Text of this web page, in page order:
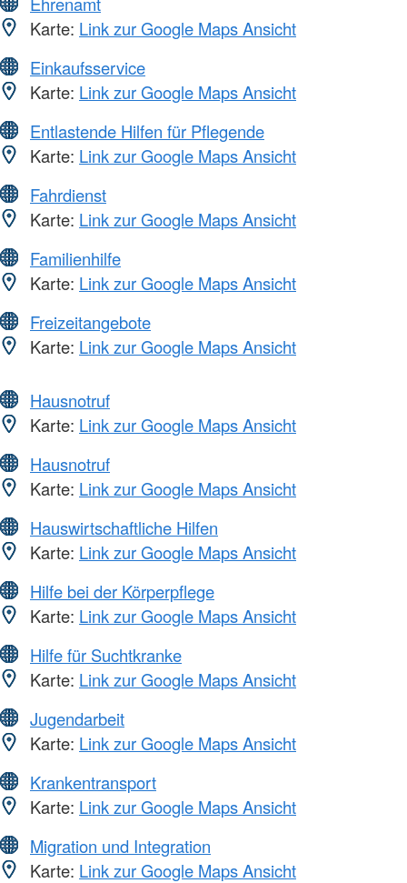
Karte: Link zur Google Maps Ansicht
Einkaufsservice
Karte: Link zur Google Maps Ansicht
Entlastende Hilfen für Pflegende
Karte: Link zur Google Maps Ansicht
Fahrdienst
Karte: Link zur Google Maps Ansicht
Familienhilfe
Karte: Link zur Google Maps Ansicht
Freizeitangebote
Karte: Link zur Google Maps Ansicht
Hausnotruf
Karte: Link zur Google Maps Ansicht
Hausnotruf
Karte: Link zur Google Maps Ansicht
Hauswirtschaftliche Hilfen
Karte: Link zur Google Maps Ansicht
Hilfe bei der Körperpflege
Karte: Link zur Google Maps Ansicht
Hilfe für Suchtkranke
Karte: Link zur Google Maps Ansicht
Jugendarbeit
Karte: Link zur Google Maps Ansicht
Krankentransport
Karte: Link zur Google Maps Ansicht
Migration und Integration
Karte: Link zur Google Maps Ansicht